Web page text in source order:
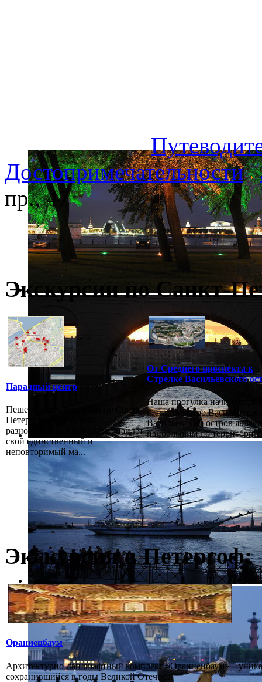
Достопримечательности
пр., 47
Экскурсии по Санкт-
Парадный центр
Пешеходные экскурсии по Санкт-
Петербургу настолько
разнообразны, что каждый найдёт
свой единственный и
неповторимый ма...
От Среднего проспекта к
Стрелке Васильевского
Наша прогулка начинается
станции метро
Васильевский остров
наибольшим по территории
Экскурсия в Петергоф:
Ораниенбаум
Архитектурно-ландшафтный комплекс «Ораниенбаум» –
сохранившийся в годы Великой Отечес...